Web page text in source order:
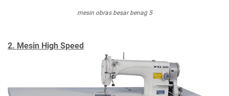
mesin obras besar benag 5
2. Mesin High Speed